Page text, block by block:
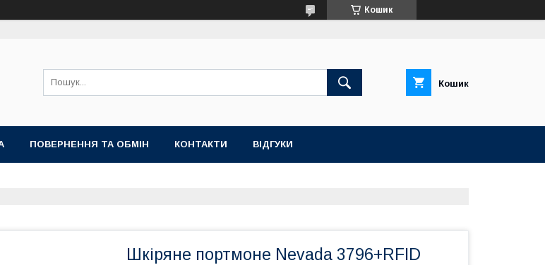
Кошик
Кошик
ПОВЕРНЕННЯ ТА ОБМІН КОНТАКТИ ВІДГУКИ
Шкіряне портмоне Nevada 3796+RFID